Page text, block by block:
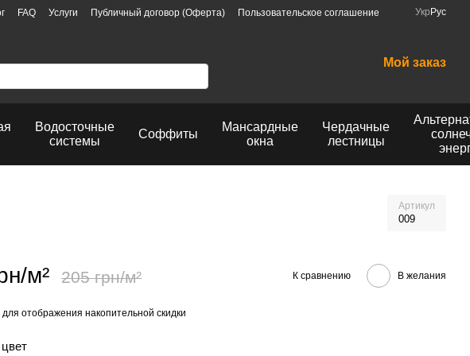
FAQ Услуги Публичный договор (Оферта)
Пользовательское соглашение
Укр Рус
Мой заказ
Водосточные
системы
Соффиты
Мансардные
окна
Чердачные
лестницы
Артикул
009
м² 205 грн/м² К сравнению В желания
для отображения накопительной скидки